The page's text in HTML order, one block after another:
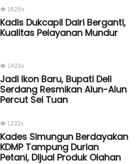
1,625x
Kadis Dukcapil Dairi Berganti,
Kualitas Pelayanan Mundur
1,423x
Jadi Ikon Baru, Bupati Deli
Serdang Resmikan Alun-Alun
Percut Sei Tuan
1,232x
Kades Simungun Berdayakan
KDMP Tampung Durian
Petani, Dijual Produk Olahan